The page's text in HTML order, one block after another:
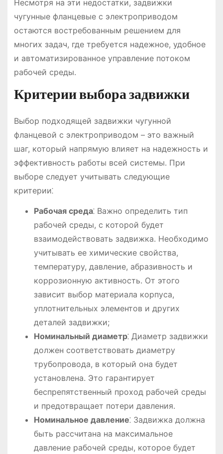
Несмотря на эти недостатки, задвижки
чугунные фланцевые с электроприводом
остаются востребованным решением для
многих задач, где требуется надежное, удобное
и автоматизированное управление потоком
рабочей среды.
Критерии выбора задвижки
Выбор подходящей задвижки чугунной
фланцевой с электроприводом – это важный
шаг, который напрямую влияет на надежность и
эффективность работы всей системы. При
выборе следует учитывать следующие
критерии⁚
Рабочая среда⁚ Важно определить тип
рабочей среды, с которой будет
взаимодействовать задвижка. Необходимо
учитывать ее химические свойства,
температуру, давление, абразивность и
коррозионную активность. От этого
зависит выбор материала корпуса,
уплотнительных элементов и других
деталей задвижки;
Номинальный диаметр⁚ Диаметр задвижки
должен соответствовать диаметру
трубопровода, в который она будет
установлена. Это гарантирует
беспрепятственный проход рабочей среды
и предотвращает потери давления.
Номинальное давление⁚ Задвижка должна
быть рассчитана на максимальное
давление рабочей среды, которое будет